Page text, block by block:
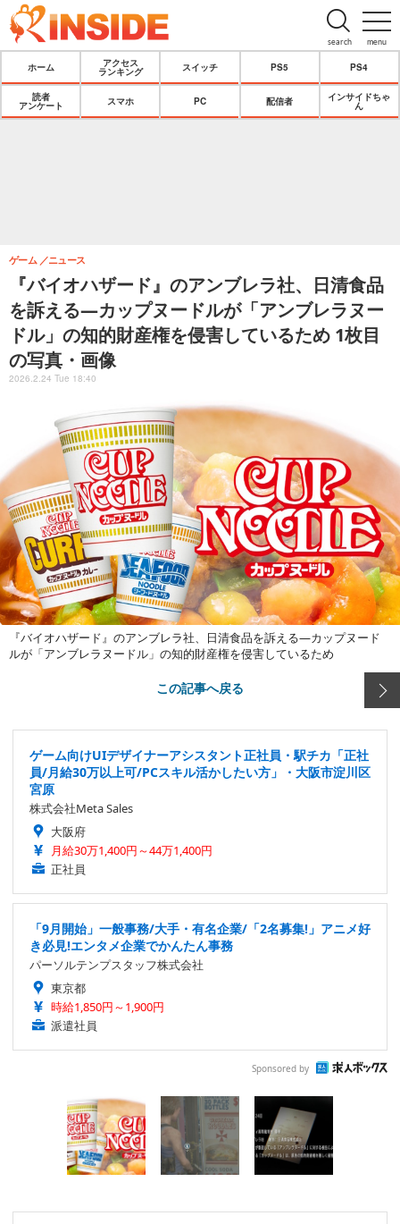
menu
search
ホーム
アクセス
ランキング
スイッチ PS5 PS4
読者
アンケート
スマホ PC 配信者
インサイドちゃ
ん
『バイオハザード』のアンブレラ社、日清食品
を訴える―カップヌードルが「アンブレラヌー
ドル」の知的財産権を侵害しているため 1枚目
の写真・画像
ゲーム ニュース
2026.2.24 Tue 18:40
『バイオハザード』のアンブレラ社、日清食品を訴える―カップヌード
ルが「アンブレラヌードル」の知的財産権を侵害しているため
この記事へ戻る
ゲーム向けUIデザイナーアシスタント正社員・駅チカ「正社
員/月給30万以上可/PCスキル活かしたい方」・大阪市淀川区
宮原
株式会社Meta Sales
大阪府
月給30万1,400円～44万1,400円
正社員
「9月開始」一般事務/大手・有名企業/「2名募集!」アニメ好
き必見!エンタメ企業でかんたん事務
パーソルテンプスタッフ株式会社
東京都
時給1,850円～1,900円
派遣社員
Sponsored by